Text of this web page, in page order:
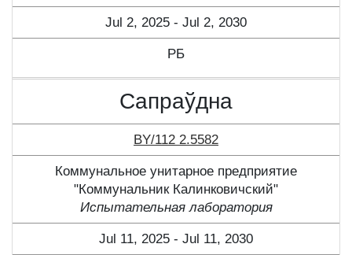
Jul 2, 2025 - Jul 2, 2030
РБ
Сапраўдна
BY/112 2.5582
Коммунальное унитарное предприятие
"Коммунальник Калинковичский"
Испытательная лаборатория
Jul 11, 2025 - Jul 11, 2030